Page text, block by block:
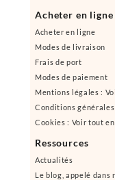
Acheter en
Acheter en ligne
Modes de livraison
Frais de port
Modes de paiement
Mentions légales :
Conditions
Cookies : Voir tout
Ressources
Actualités
Le blog, appelé dans